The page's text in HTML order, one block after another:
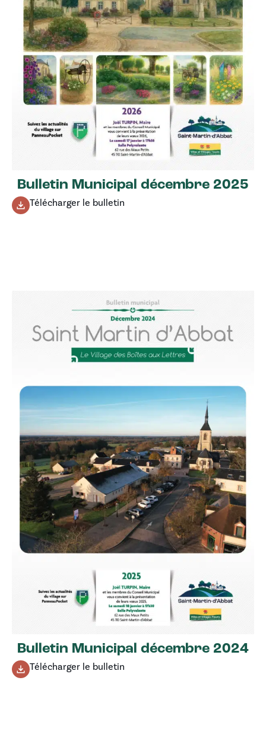
Bulletin Municipal décembre 2025
Télécharger le bulletin
Bulletin Municipal décembre 2024
Télécharger le bulletin